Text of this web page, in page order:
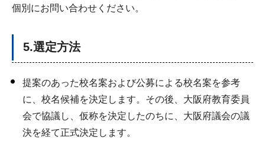
個別にお問い合わせください。
5.選定方法
提案のあった校名案および公募による校名案を参考
に、校名候補を決定します。その後、大阪府教育委員
会で協議し、仮称を決定したのちに、大阪府議会の議
決を経て正式決定します。